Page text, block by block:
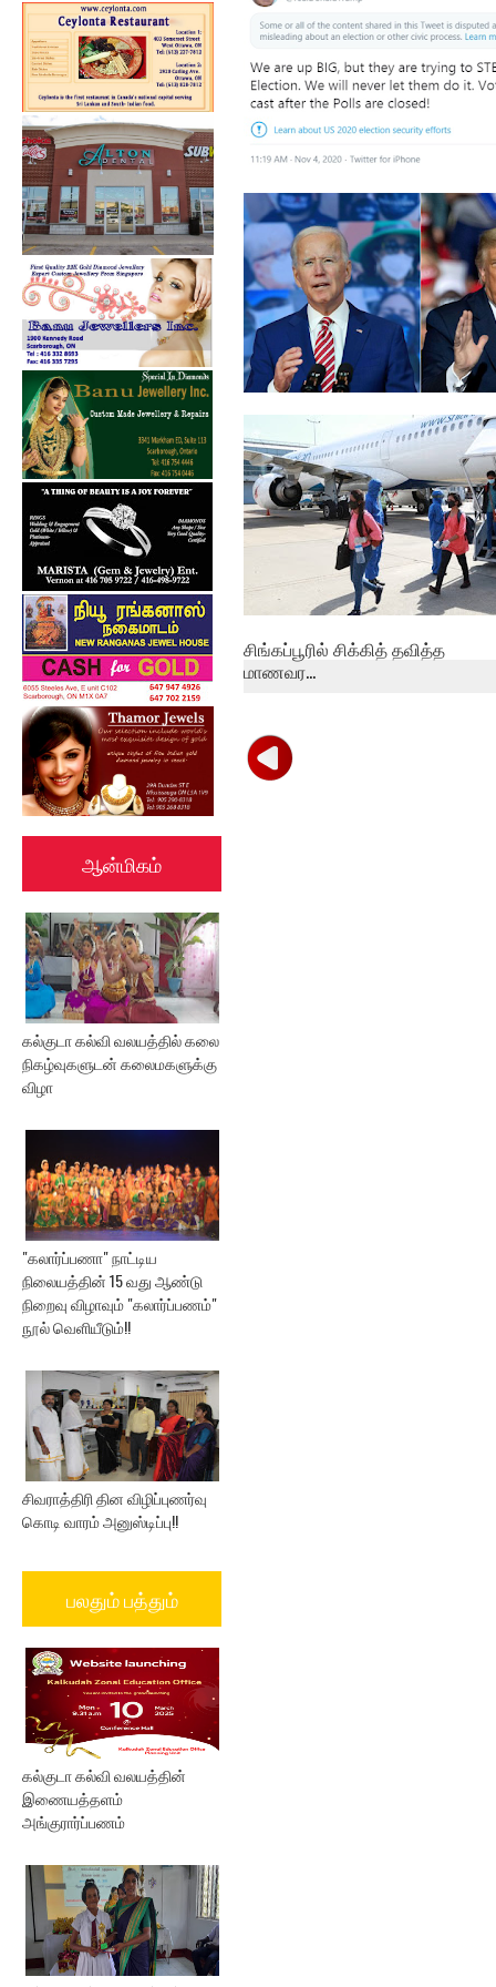
ஆன்மிகம்
கல்குடா கல்வி வலயத்தில் கலை
நிகழ்வுகளுடன் கலைமகளுக்கு
விழா
"கலார்ப்பணா" நாட்டிய
நிலையத்தின் 15 வது ஆண்டு
நிறைவு விழாவும் "கலார்ப்பணம்"
நூல் வெளியீடும்!!
சிவராத்திரி தின விழிப்புணர்வு
கொடி வாரம் அனுஸ்டிப்பு!!
பலதும் பத்தும்
கல்குடா கல்வி வலயத்தின்
இணையத்தளம்
அங்குரார்ப்பணம்
ட்ரம்பின் பதிவுக்கு டுவிட்டர்
நிர்வ...
அமெரிக்க ஜனாதிபதி தேர்தல்
: நியூயோர...
சிங்கப்பூரில் சிக்கித் தவித்த
மாணவர...